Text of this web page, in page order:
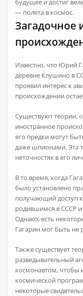
будущее и достиг
— полета в космос.
Загадочное
Известно, что Юрий
деревне Клушино в
проявил интерес к
происхождении
Существуют теории,
иностранное
его предки могут
даже шпионами. Эта
неточностях в его
В то время, когда
было установлено
получающий доступ
родившимся в СССР
Однако, есть
Гагарин мог быть не
Также существует
разведывательный
космонавтом, чтобы
космической
некоторые